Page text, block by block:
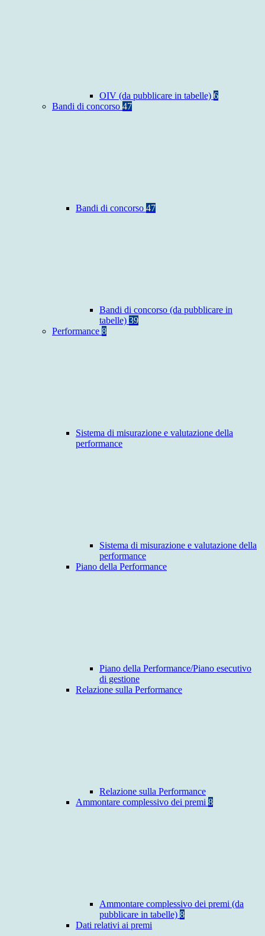
OIV (da pubblicare in tabelle) 6
Bandi di concorso 47
Bandi di concorso 47
Bandi di concorso (da pubblicare in
tabelle) 39
Performance 8
Sistema di misurazione e valutazione della
performance
Sistema di misurazione e valutazione della
performance
Piano della Performance
Piano della Performance/Piano esecutivo
di gestione
Relazione sulla Performance
Relazione sulla Performance
Ammontare complessivo dei premi 8
Ammontare complessivo dei premi (da
pubblicare in tabelle) 8
Dati relativi ai premi